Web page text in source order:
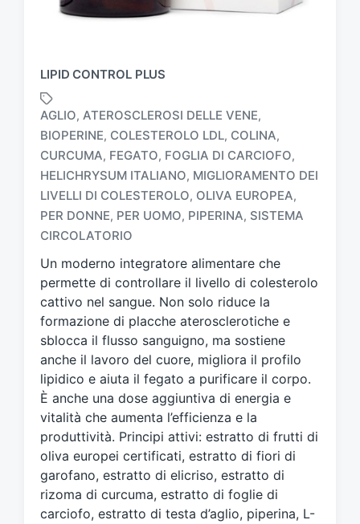
LIPID CONTROL PLUS
T
a
g
a
t
o
c
o
n
AGLIO, ATEROSCLEROSI DELLE VENE,
BIOPERINE, COLESTEROLO LDL, COLINA,
CURCUMA, FEGATO, FOGLIA DI CARCIOFO,
HELICHRYSUM ITALIANO, MIGLIORAMENTO DEI
LIVELLI DI COLESTEROLO, OLIVA EUROPEA,
PER DONNE, PER UOMO, PIPERINA, SISTEMA
CIRCOLATORIO
Un moderno integratore alimentare che
permette di controllare il livello di colesterolo
cattivo nel sangue. Non solo riduce la
formazione di placche aterosclerotiche e
sblocca il flusso sanguigno, ma sostiene
anche il lavoro del cuore, migliora il profilo
lipidico e aiuta il fegato a purificare il corpo.
È anche una dose aggiuntiva di energia e
vitalità che aumenta l’efficienza e la
produttività. Principi attivi: estratto di frutti di
oliva europei certificati, estratto di fiori di
garofano, estratto di elicriso, estratto di
rizoma di curcuma, estratto di foglie di
carciofo, estratto di testa d’aglio, piperina, L-